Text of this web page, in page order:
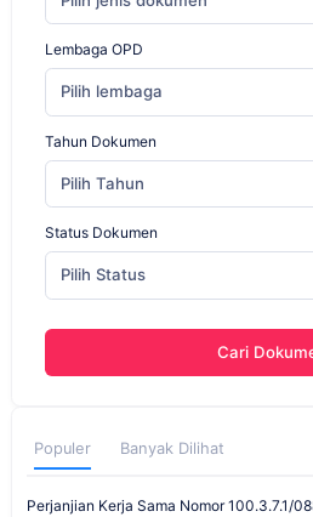
Lembaga OPD
Pilih lembaga
Tahun Dokumen
Pilih Tahun
Status Dokumen
Pilih Status
Cari
Populer Banyak Dilihat
Perjanjian Kerja Sama Nomor 100.3.7.1/